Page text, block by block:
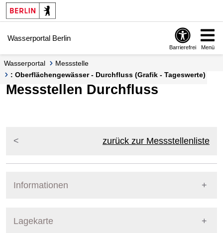
Springe zur Navigation
Springe zum Inhalt
Wasserportal Berlin
Barrierefrei Menü
Wasserportal
Messstelle
: Oberflächengewässer - Durchfluss (Grafik - Tageswerte)
Messstellen Durchfluss
zurück zur Messstellenliste
Informationen
Lagekarte